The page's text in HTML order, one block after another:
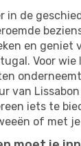
in de
en geniet
Voor wie
van
iets te
of met